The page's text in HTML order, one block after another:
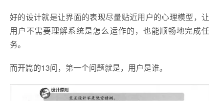
好的设计就是让界面的表现尽量贴近用户的心理模型，让
用户不需要理解系统是怎么运作的，也能顺畅地完成任
务。
而开篇的13问，第一个问题就是，用户是谁。